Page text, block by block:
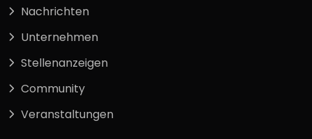
Nachrichten
Unternehmen
Stellenanzeigen
Community
Veranstaltungen